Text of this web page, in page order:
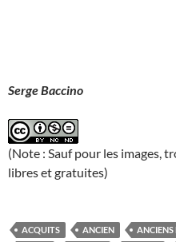
Serge Baccino
(Note : Sauf pour les images,
libres et gratuites)
ACQUITS ANCIEN ANCIENS